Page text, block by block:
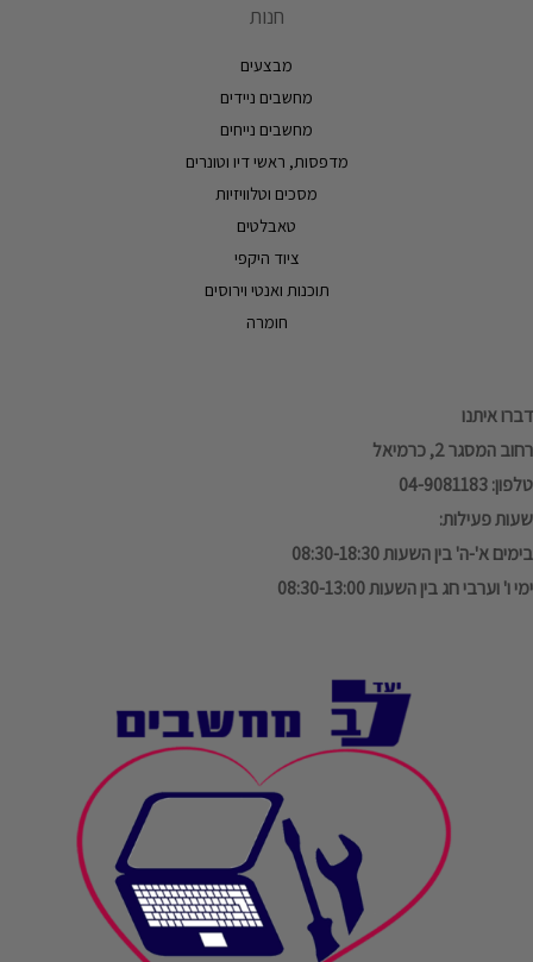
חנות
מבצעים
מחשבים ניידים
מחשבים נייחים
מדפסות, ראשי דיו וטונרים
מסכים וטלוויזיות
טאבלטים
ציוד היקפי
תוכנות ואנטי וירוסים
חומרה
דברו איתנו
רחוב המסגר 2, כרמיאל
טלפון: 04-9081183
שעות פעילות:
בימים א'-ה' בין השעות 08:30-18:30
ימי ו' וערבי חג בין השעות 08:30-13:00